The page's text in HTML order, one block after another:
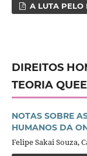
A LUTA PELO
DIREITOS
TEORIA
NOTAS SOBRE
HUMANOS DA
Felipe Sakai Souza,